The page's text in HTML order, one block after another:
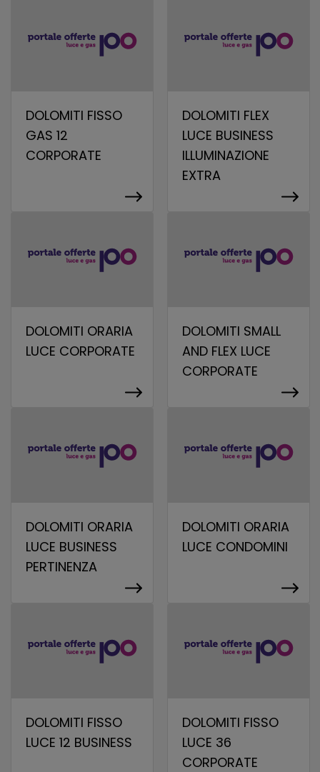
DOLOMITI FISSO
GAS 12
CORPORATE
DOLOMITI FLEX
LUCE BUSINESS
ILLUMINAZIONE
EXTRA
DOLOMITI ORARIA
LUCE CORPORATE
DOLOMITI SMALL
AND FLEX LUCE
CORPORATE
DOLOMITI ORARIA
LUCE BUSINESS
PERTINENZA
DOLOMITI ORARIA
LUCE CONDOMINI
DOLOMITI FISSO
LUCE 12 BUSINESS
DOLOMITI FISSO
LUCE 36
CORPORATE